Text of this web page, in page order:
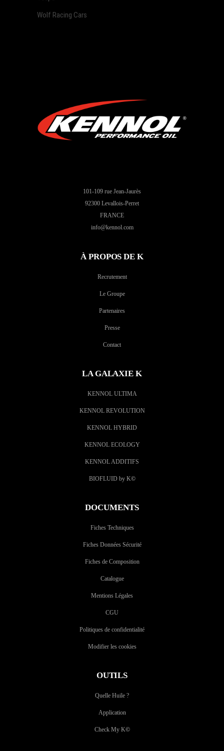
Wolf Racing Cars
101-109 rue Jean-Jaurès
92300 Levallois-Perret
FRANCE
info@kennol.com
À PROPOS DE K
Recrutement
Le Groupe
Partenaires
Presse
Contact
LA GALAXIE K
KENNOL ULTIMA
KENNOL REVOLUTION
KENNOL HYBRID
KENNOL ECOLOGY
KENNOL ADDITIFS
BIOFLUID by K©
DOCUMENTS
Fiches Techniques
Fiches Données Sécurité
Fiches de Composition
Catalogue
Mentions Légales
CGU
Politiques de confidentialité
Modifier les cookies
OUTILS
Quelle Huile ?
Application
Check My K©